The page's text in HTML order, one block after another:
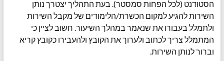
הסטודנט (לכל הפחות סמסטר). בעת התהליך יצטרך נותן
השירות להגיע למקום הכשרת/הלימודים של מקבל השירות
ולתמלל בעבורו את שנאמר במהלך השיעור. חשוב לציין כי
המתמלל צריך לכתוב ולערוך את הקובץ ולהעבירו כקובץ קריא
וברור לנותן השירות.